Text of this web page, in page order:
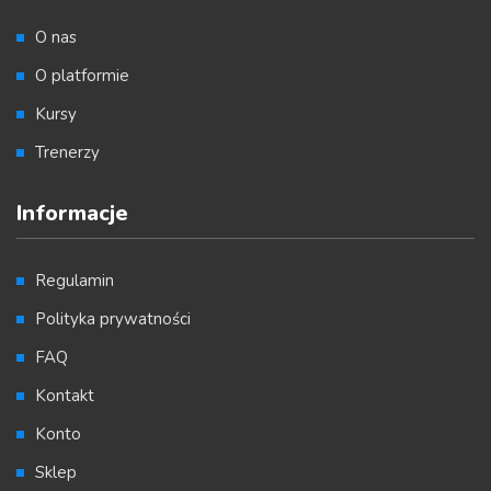
O nas
O platformie
Kursy
Trenerzy
Informacje
Regulamin
Polityka prywatności
FAQ
Kontakt
Konto
Sklep